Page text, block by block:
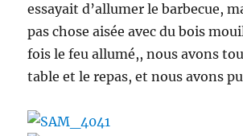
essayait d’allumer le barbecue,
pas chose aisée avec du bois
fois le feu allumé,, nous avons
table et le repas, et nous avons